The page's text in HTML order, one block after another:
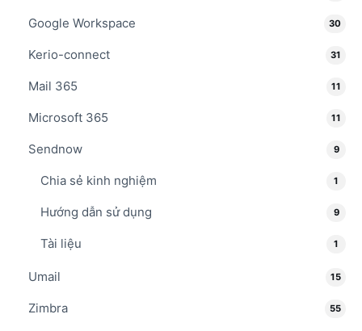
Google Workspace 30
Kerio-connect 31
Mail 365 11
Microsoft 365 11
Sendnow 9
Chia sẻ kinh nghiệm 1
Hướng dẫn sử dụng 9
Tài liệu 1
Umail 15
Zimbra 55